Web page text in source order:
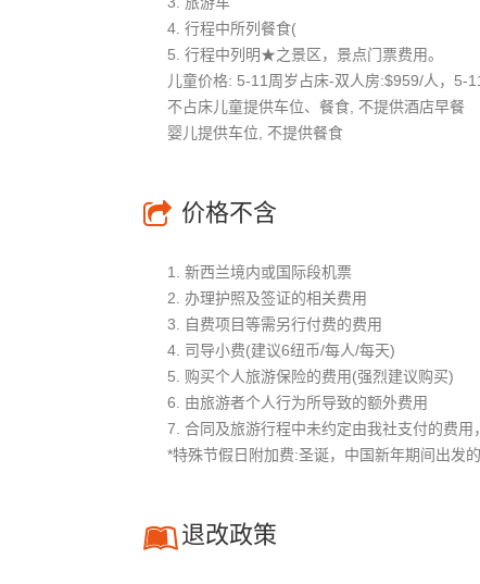
4. 行程中所列餐⻝(
5. 行程中列明★之景区，景点⻔票费用。
儿童价格: 5-11周岁占床-双人房:$959/人，5-
不占床儿童提供车位、餐食, 不提供酒店早餐
婴儿提供车位, 不提供餐食
价格不含
1. 新西兰境内或国际段机票
2. 办理护照及签证的相关费用
3. 自费项目等需另行付费的费用
4. 司导小费(建议6纽币/每人/每天)
5. 购买个人旅游保险的费用(强烈建议购买)
6. 由旅游者个人行为所导致的额外费用
7. 合同及旅游行程中未约定由我社支付的费
*特殊节假日附加费:圣诞，中国新年期间出发
退改政策